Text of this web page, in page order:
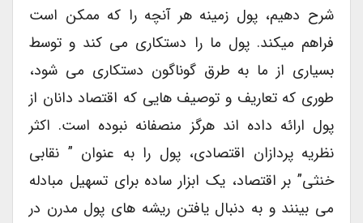
شرح دهیم، پول زمینه هر آنچه را که ممکن است
فراهم می­کند. پول ما را دستکاری می کند و توسط
بسیاری از ما به طرق گوناگون دستکاری می شود،
طوری که تعاریف و توصیف هایی که اقتصاد دانان از
پول ارائه داده اند هرگز منصفانه نبوده است. اکثر
نظریه پردازان اقتصادی، پول را به عنوان ” نقابی
خنثی” بر اقتصاد، یک ابزار ساده برای تسهیل مبادله
می بینند و به دنبال یافتن ریشه های پول مدرن در